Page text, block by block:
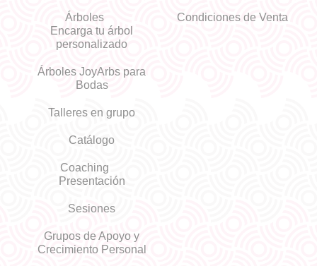
Árboles
Encarga tu árbol
personalizado
Árboles JoyArbs para
Bodas
Talleres en grupo
Catálogo
Coaching
Presentación
Sesiones
Grupos de Apoyo y
Crecimiento Personal
Condiciones de Venta